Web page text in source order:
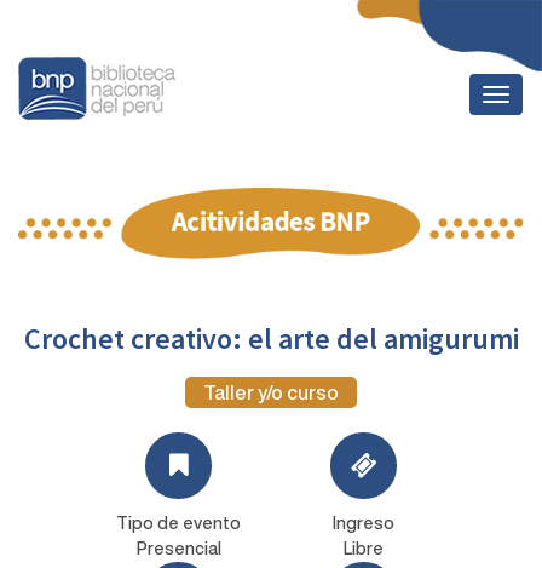
Crochet creativo: el arte del amigurumi
Taller y/o curso
Tipo de evento
Presencial
Ingreso
Libre